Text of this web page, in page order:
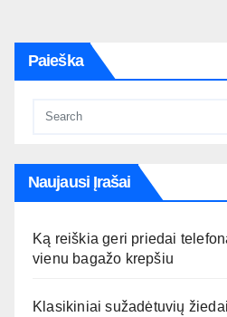
Paieška
Naujausi Įrašai
Ką reiškia geri priedai
vienu bagažo krepšiu
Klasikiniai sužadėtuvių